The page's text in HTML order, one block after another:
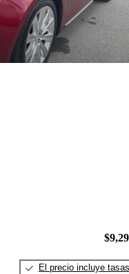
El precio incluye tasas